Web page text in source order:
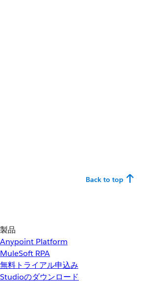
Back to top
製品
Anypoint Platform
MuleSoft RPA
無料トライアル申込み
Studioのダウンロード